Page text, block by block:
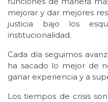
mejorar y dar mejores
justicia bajo los
institucionalidad.
Cada día seguimos
ha sacado lo mejor de
ganar experiencia y a
Los tiempos de crisis